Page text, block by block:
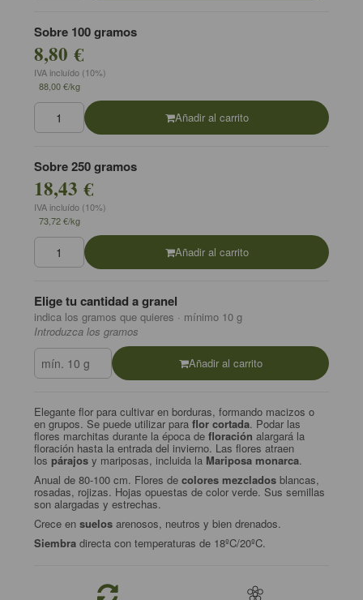
Sobre 100 gramos
8,80 €
IVA incluído (10%)
88,00 €/kg
Añadir al carrito
Sobre 250 gramos
18,43 €
IVA incluído (10%)
73,72 €/kg
Añadir al carrito
Elige tu cantidad a granel
indica los gramos que quieres · mínimo 10 g
Introduzca los gramos
Añadir al carrito
Elegante flor para cultivar en borduras, formando macizos o
en grupos. Se puede utilizar paraflor cortada. Podar las
flores marchitas durante la época defloración alargará la
floración hasta la entrada del invierno. Las flores atraen
lospárajos y mariposas, incluida la Mariposa monarca.
Anual de 80-100 cm. Flores decolores mezclados blancas,
rosadas, rojizas. Hojas opuestas de color verde. Sus semillas
son alargadas y estrechas.
Crece ensuelos arenosos, neutros y bien drenados.
Siembra directa con temperaturas de 18ºC/20ºC.